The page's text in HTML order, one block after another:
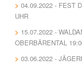
04.09.2022 - FEST
UHR
15.07.2022 -
OBERBÄRENTAL
03.06.2022 -